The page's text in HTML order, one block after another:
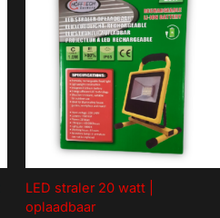
38 50
LED straler 20 watt |
oplaadbaar